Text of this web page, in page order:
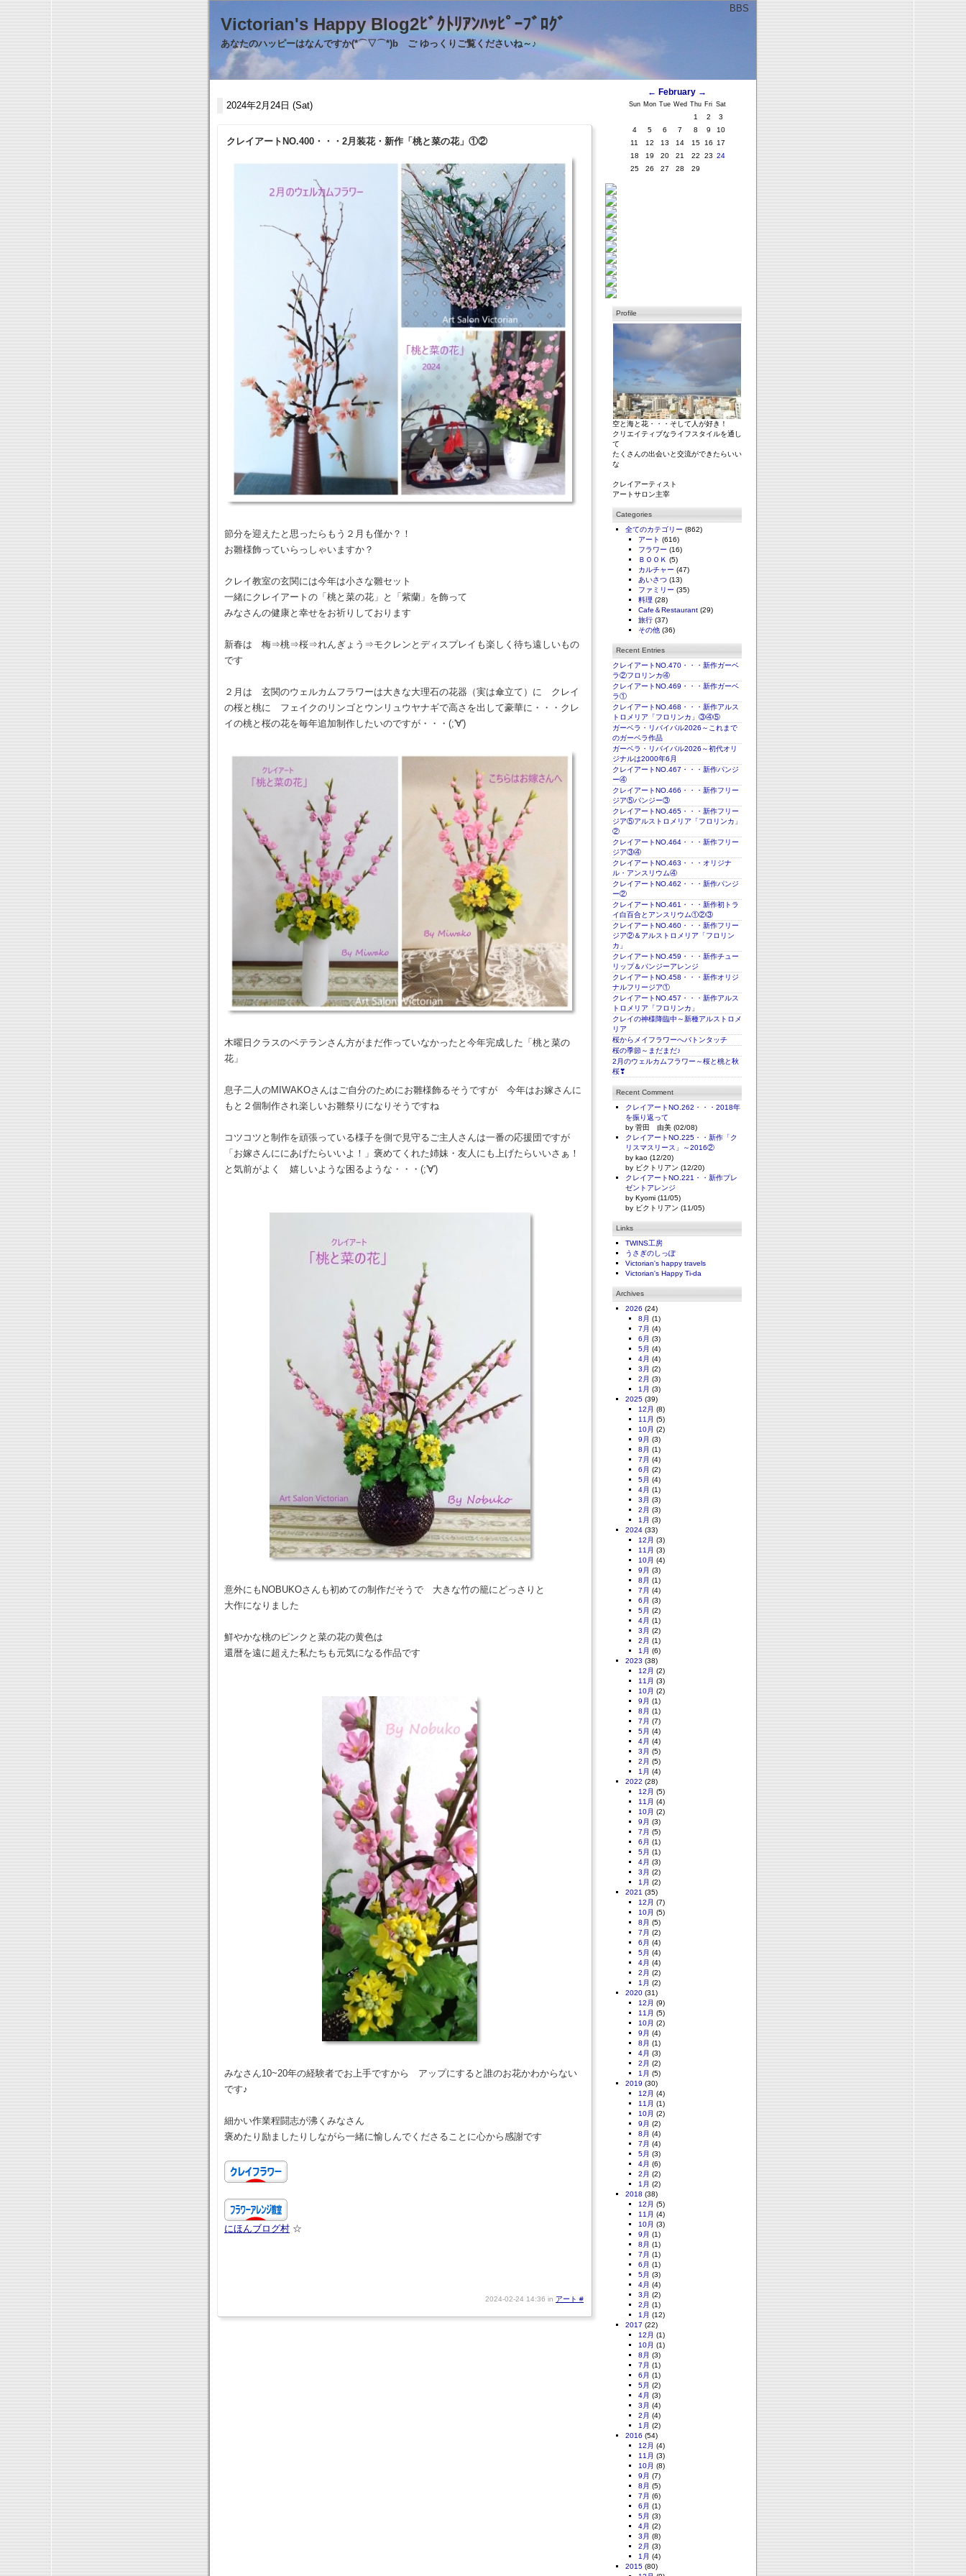
BBS
Victorian's Happy Blog2ﾋﾞｸﾄﾘｱﾝﾊｯﾋﾟｰﾌﾞﾛｸﾞ
あなたのハッピーはなんですか(*⌒▽⌒*)b ご ゆっくりご覧くださいね～♪
2024年2月24日 (Sat)
クレイアートNO.400・・・2月装花・新作「桃と菜の花」①②
節分を迎えたと思ったらもう２月も僅か？！
お雛様飾っていらっしゃいますか？
クレイ教室の玄関には今年は小さな雛セット
一緒にクレイアートの「桃と菜の花」と「紫蘭」を飾って
みなさんの健康と幸せをお祈りしております
新春は 梅⇒桃⇒桜⇒れんぎょう⇒モクレンとディスプレイも楽しく待ち遠しいもの
です
２月は 玄関のウェルカムフラワーは大きな大理石の花器（実は傘立て）に クレイ
の桜と桃に フェイクのリンゴとウンリュウヤナギで高さを出して豪華に・・・クレ
イの桃と桜の花を毎年追加制作したいのですが・・・(;'∀')
木曜日クラスのベテランさん方がまだ作っていなかったと今年完成した「桃と菜の
花」
息子二人のMIWAKOさんはご自分のためにお雛様飾るそうですが 今年はお嫁さんに
もと２個制作され楽しいお雛祭りになりそうですね
コツコツと制作を頑張っている様子を側で見守るご主人さんは一番の応援団ですが
「お嫁さんににあげたらいいよ！」褒めてくれた姉妹・友人にも上げたらいいさぁ！
と気前がよく 嬉しいような困るような・・・(;'∀')
意外にもNOBUKOさんも初めての制作だそうで 大きな竹の籠にどっさりと
大作になりました
鮮やかな桃のピンクと菜の花の黄色は
還暦を遠に超えた私たちも元気になる作品です
みなさん10~20年の経験者でお上手ですから アップにすると誰のお花かわからない
です♪
細かい作業程闘志が沸くみなさん
褒めたり励ましたりしながら一緒に愉しんでくださることに心から感謝です
にほんブログ村 ☆
2024-02-24 14:36 in アート #
← February →
Sun Mon Tue Wed Thu Fri Sat
1 2
3
4
5 6 7 8 9
10
11
12 13 14 15 16
17
18
19 20 21 22 23 24
25
26 27 28 29
Profile
空と海と花・・・そして人が好き！
クリエイティブなライフスタイルを通し
て
たくさんの出会いと交流ができたらいい
な
クレイアーティスト
アートサロン主宰
Categories
全てのカテゴリー (862)
アート (616)
フラワー (16)
ＢＯＯＫ (5)
カルチャー (47)
あいさつ (13)
ファミリー (35)
料理 (28)
Cafe＆Restaurant (29)
旅行 (37)
その他 (36)
Recent Entries
クレイアートNO.470・・・新作ガーベ
ラ②フロリンカ④
クレイアートNO.469・・・新作ガーベ
ラ①
クレイアートNO.468・・・新作アルス
トロメリア「フロリンカ」③④⑤
ガーベラ・リバイバル2026～これまで
のガーベラ作品
ガーベラ・リバイバル2026～初代オリ
ジナルは2000年6月
クレイアートNO.467・・・新作パンジ
ー④
クレイアートNO.466・・・新作フリー
ジア⑤パンジー③
クレイアートNO.465・・・新作フリー
ジア⑤アルストロメリア「フロリンカ」
②
クレイアートNO.464・・・新作フリー
ジア③④
クレイアートNO.463・・・オリジナ
ル・アンスリウム④
クレイアートNO.462・・・新作パンジ
ー②
クレイアートNO.461・・・新作初トラ
イ白百合とアンスリウム①②③
クレイアートNO.460・・・新作フリー
ジア②＆アルストロメリア「フロリン
カ」
クレイアートNO.459・・・新作チュー
リップ＆パンジーアレンジ
クレイアートNO.458・・・新作オリジ
ナルフリージア①
クレイアートNO.457・・・新作アルス
トロメリア「フロリンカ」
クレイの神様降臨中～新種アルストロメ
リア
桜からメイフラワーへバトンタッチ
桜の季節～まだまだ♪
2月のウェルカムフラワー～桜と桃と秋
桜❣
Recent Comment
クレイアートNO.262・・・2018年
を振り返って
by 菅田 由美 (02/08)
クレイアートNO.225・・新作「ク
リスマスリース」～2016②
by kao (12/20)
by ビクトリアン (12/20)
クレイアートNO.221・・新作プレ
ゼントアレンジ
by Kyomi (11/05)
by ビクトリアン (11/05)
Links
TWINS工房
うさぎのしっぽ
Victorian's happy travels
Victorian's Happy Ti-da
Archives
2026 (24)
8月 (1)
7月 (4)
6月 (3)
5月 (4)
4月 (4)
3月 (2)
2月 (3)
1月 (3)
2025 (39)
12月 (8)
11月 (5)
10月 (2)
9月 (3)
8月 (1)
7月 (4)
6月 (2)
5月 (4)
4月 (1)
3月 (3)
2月 (3)
1月 (3)
2024 (33)
12月 (3)
11月 (3)
10月 (4)
9月 (3)
8月 (1)
7月 (4)
6月 (3)
5月 (2)
4月 (1)
3月 (2)
2月 (1)
1月 (6)
2023 (38)
12月 (2)
11月 (3)
10月 (2)
9月 (1)
8月 (1)
7月 (7)
5月 (4)
4月 (4)
3月 (5)
2月 (5)
1月 (4)
2022 (28)
12月 (5)
11月 (4)
10月 (2)
9月 (3)
7月 (5)
6月 (1)
5月 (1)
4月 (3)
3月 (2)
1月 (2)
2021 (35)
12月 (7)
10月 (5)
8月 (5)
7月 (2)
6月 (4)
5月 (4)
4月 (4)
2月 (2)
1月 (2)
2020 (31)
12月 (9)
11月 (5)
10月 (2)
9月 (4)
8月 (1)
4月 (3)
2月 (2)
1月 (5)
2019 (30)
12月 (4)
11月 (1)
10月 (2)
9月 (2)
8月 (4)
7月 (4)
5月 (3)
4月 (6)
2月 (2)
1月 (2)
2018 (38)
12月 (5)
11月 (4)
10月 (3)
9月 (1)
8月 (1)
7月 (1)
6月 (1)
5月 (3)
4月 (4)
3月 (2)
2月 (1)
1月 (12)
2017 (22)
12月 (1)
10月 (1)
8月 (3)
7月 (1)
6月 (1)
5月 (2)
4月 (3)
3月 (4)
2月 (4)
1月 (2)
2016 (54)
12月 (4)
11月 (3)
10月 (8)
9月 (7)
8月 (5)
7月 (6)
6月 (1)
5月 (3)
4月 (2)
3月 (8)
2月 (3)
1月 (4)
2015 (80)